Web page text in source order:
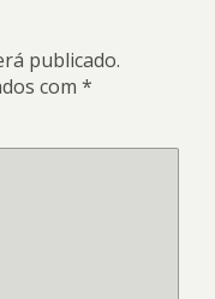
publicado.
com *